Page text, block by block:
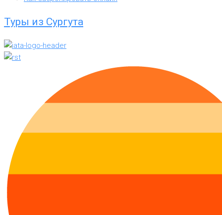
Туры из Сургута